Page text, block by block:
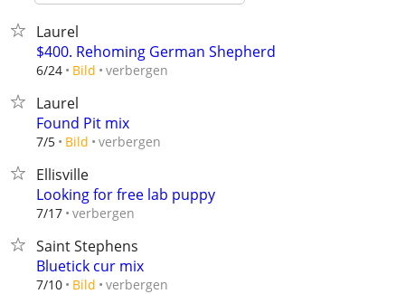
Laurel
$400. Rehoming German Shepherd
6/24 Bild verbergen
Laurel
Found Pit mix
7/5 Bild verbergen
Ellisville
Looking for free lab puppy
7/17 verbergen
Saint Stephens
Bluetick cur mix
7/10 Bild verbergen